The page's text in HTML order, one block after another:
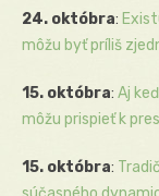
24. októbra:
môžu byť príliš
15. októbra: Aj
môžu prispieť k
15. októbra: